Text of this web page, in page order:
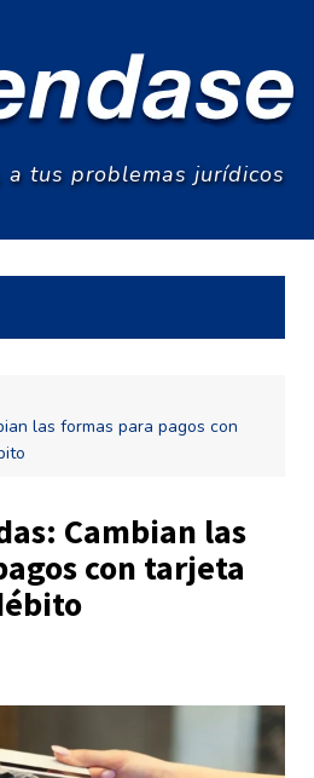
a tus problemas jurídicos
las formas para pagos con
Cambian las
con tarjeta